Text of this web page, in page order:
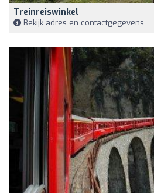
Treinreiswinkel
Bekijk adres en contactgegevens